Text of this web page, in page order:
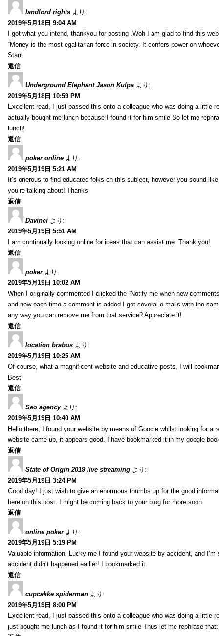
landlord rights より:
2019年5月18日 9:04 AM
I got what you intend, thankyou for posting .Woh I am glad to find this
“Money is the most egalitarian force in society. It confers power on
Starr.
返信
Underground Elephant Jason Kulpa より:
2019年5月18日 10:59 PM
Excellent read, I just passed this onto a colleague who was doing a little
actually bought me lunch because I found it for him smile So let me
lunch!
返信
poker online より:
2019年5月19日 5:21 AM
It’s onerous to find educated folks on this subject, however you sound
you’re talking about! Thanks
返信
Davinci より:
2019年5月19日 5:51 AM
I am continually looking online for ideas that can assist me. Thank you!
返信
poker より:
2019年5月19日 10:02 AM
When I originally commented I clicked the “Notify me when new
and now each time a comment is added I get several e-mails with the
any way you can remove me from that service? Appreciate it!
返信
location brabus より:
2019年5月19日 10:25 AM
Of course, what a magnificent website and educative posts, I will
Best!
返信
Seo agency より:
2019年5月19日 10:40 AM
Hello there, I found your website by means of Google whilst looking for a
website came up, it appears good. I have bookmarked it in my google
返信
State of Origin 2019 live streaming より:
2019年5月19日 3:24 PM
Good day! I just wish to give an enormous thumbs up for the good
here on this post. I might be coming back to your blog for more soon.
返信
online poker より:
2019年5月19日 5:19 PM
Valuable information. Lucky me I found your website by accident, and I’m
accident didn’t happened earlier! I bookmarked it.
返信
cupcakke spiderman より:
2019年5月19日 8:00 PM
Excellent read, I just passed this onto a colleague who was doing a little
just bought me lunch as I found it for him smile Thus let me rephrase